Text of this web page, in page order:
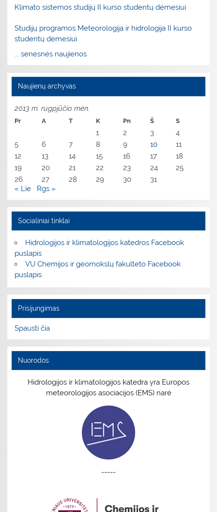
Klimato sistemos studijų II kurso studentų dėmesiui
Studijų programos Meteorologija ir hidrologija II kurso
studentų dėmesiui
... senesnės naujienos
Naujienų archyvas
2013 m. rugpjūčio mėn.
Pr A T K Pn Š S
1 2 3
4
5
6 7 8 9 10
11
12
13 14 15 16 17
18
19
20 21 22 23 24
25
26
27 28 29 30
31
« Lie
Rgs »
Socialiniai tinklai
Hidrologijos ir klimatologijos katedros Facebook
puslapis
VU Chemijos ir geomokslų fakulteto Facebook
puslapis
Prisijungimas
Spausti čia
Nuorodos
Hidrologijos ir klimatologijos katedra yra Europos
meteorologijos asociacijos (EMS) narė
-----